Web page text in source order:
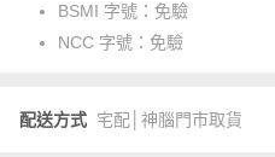
BSMI 字號： 免驗
NCC 字號： 免驗
配送方式 宅配│神腦門市取貨